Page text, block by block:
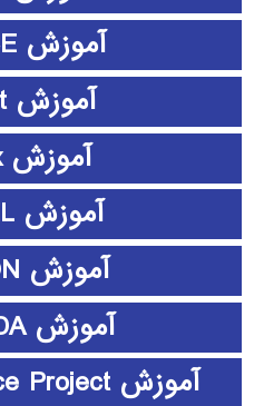
آموزش HSPICE
آموزش L-Edit
آموزش Latex
آموزش LISREL
آموزش LUMION
آموزش MAXQDA
آموزش Microsoft Office Project